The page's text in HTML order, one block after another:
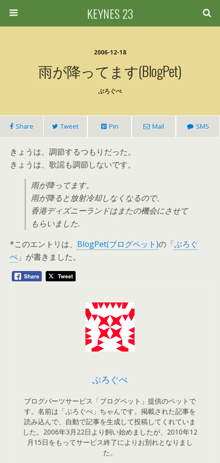
KEYNES 23
2006-12-18
雨が降ってます(BlogPet)
ぶろぐぺ
Share Tweet Pin Mail SMS
きょうは、調節するつもりだった。
きょうは、歌謡も調節しないです。
雨が降ってます。
雨が降ると放射冷却しなくなるので、
香港ディズニーランドはまたの機会にさせて
もらいました.
*このエントリは、 BlogPet(ブログペット)の「ぶろぐ
ぺ 」が書きました。
ぶろぐぺ
ブログパーツサービス「ブログペット」提供のペットで
す。名前は「ぶろぐぺ」ちゃんです。掲載された記事を
読み込んで、自動で記事を生成して投稿してくれていま
した。2006年3月22日より飼い始めましたが、2010年12
月15日をもってサービス終了によりお別れとなりまし
た。